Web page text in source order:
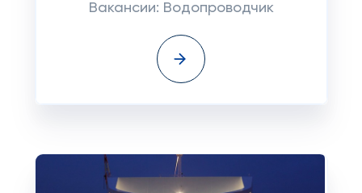
Вакансии: Водопроводчик